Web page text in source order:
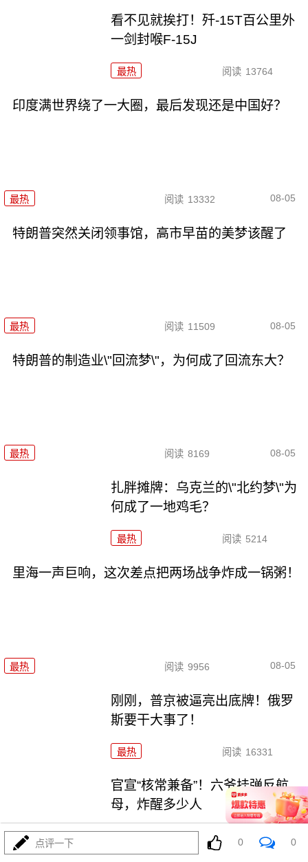
看不见就挨打！歼-15T百公里外
一剑封喉F-15J
最热 阅读 13764
印度满世界绕了一大圈，最后发现还是中国好？
最热 阅读 13332 08-05
特朗普突然关闭领事馆，高市早苗的美梦该醒了
最热 阅读 11509 08-05
特朗普的制造业\"回流梦\"，为何成了回流东大？
最热 阅读 8169 08-05
扎胖摊牌：乌克兰的\"北约梦\"为
何成了一地鸡毛？
最热 阅读 5214
里海一声巨响，这次差点把两场战争炸成一锅粥！
最热 阅读 9956 08-05
刚刚，普京被逼亮出底牌！俄罗
斯要干大事了！
最热 阅读 16331
官宣“核常兼备”！六爷挂弹反航
母，炸醒多少人
阅读 13103
点评一下 0 0